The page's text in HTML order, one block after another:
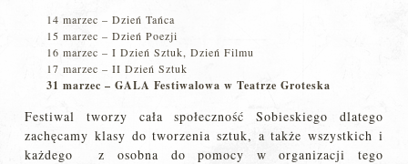
14 marzec – Dzień Tańca
15 marzec – Dzień Poezji
16 marzec – I Dzień Sztuk, Dzień Filmu
17 marzec – II Dzień Sztuk
31 marzec – GALA Festiwalowa w Teatrze Groteska
Festiwal tworzy cała społeczność Sobieskiego dlatego
zachęcamy klasy do tworzenia sztuk, a także wszystkich i
każdego z osobna do pomocy w organizacji tego